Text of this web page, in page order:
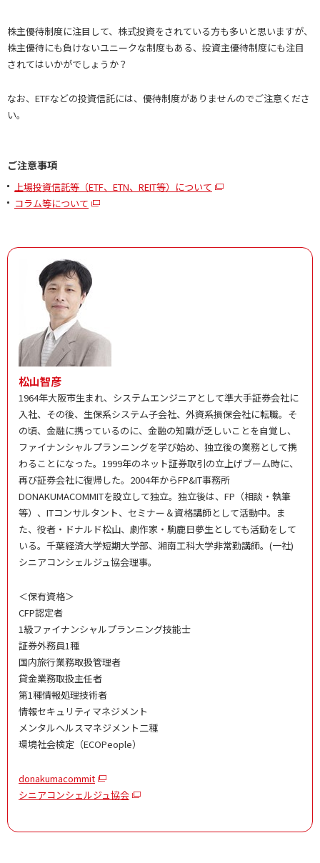
株主優待制度に注目して、株式投資をされている方も多いと思いますが、
株主優待にも負けないユニークな制度もある、投資主優待制度にも注目
されてはいかがでしょうか？
なお、ETFなどの投資信託には、優待制度がありませんのでご注意くださ
い。
ご注意事項
上場投資信託等（ETF、ETN、REIT等）について
コラム等について
松山智彦
1964年大阪市生まれ、システムエンジニアとして準大手証券会社に
入社、その後、生保系システム子会社、外資系損保会社に転職。そ
の頃、金融に携っているのに、金融の知識が乏しいことを自覚し、
ファイナンシャルプランニングを学び始め、独立後の業務として携
わることになった。1999年のネット証券取引の立上げブーム時に、
再び証券会社に復帰した。2004年からFP&IT事務所
DONAKUMACOMMITを設立して独立。独立後は、FP（相談・執筆
等）、ITコンサルタント、セミナー＆資格講師として活動中。ま
た、役者・ドナルド松山、劇作家・駒鹿日夢生としても活動をして
いる。千葉経済大学短期大学部、湘南工科大学非常勤講師。(一社)
シニアコンシェルジュ協会理事。
＜保有資格＞
CFP認定者
1級ファイナンシャルプランニング技能士
証券外務員1種
国内旅行業務取扱管理者
貸金業務取扱主任者
第1種情報処理技術者
情報セキュリティマネジメント
メンタルヘルスマネジメント二種
環境社会検定（ECOPeople）
donakumacommit
シニアコンシェルジュ協会